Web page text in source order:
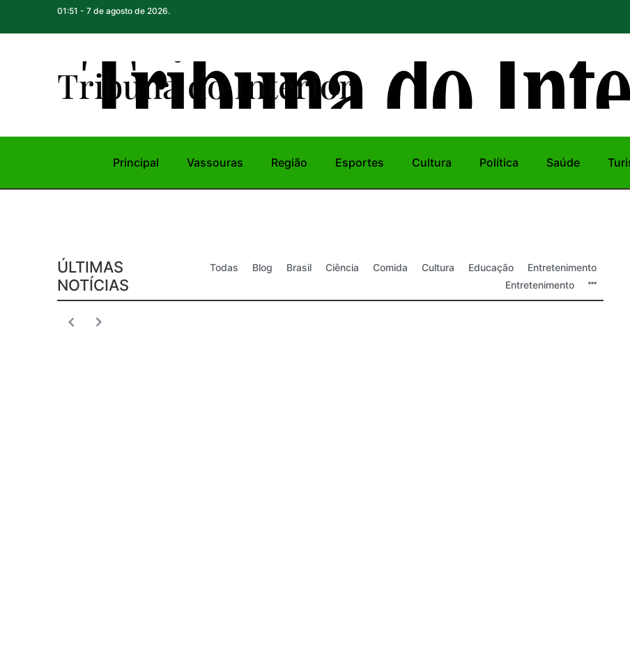
01:51 - 7 de agosto de 2026.
Tribuna do Interior
Principal Vassouras Região Esportes Cultura Política Saúde
ÚLTIMAS
NOTÍCIAS
Todas Blog Brasil Ciência Comida Cultura Educação
Entretenimento
Entretenimento